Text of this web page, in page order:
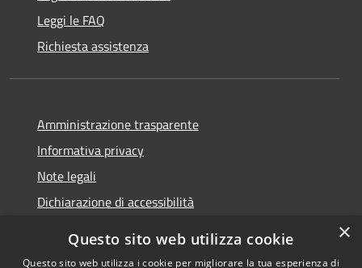
Leggi le FAQ
Richiesta assistenza
Amministrazione trasparente
Informativa privacy
Note legali
Dichiarazione di accessibilità
×
Questo sito web utilizza cookie
Questo sito web utilizza i cookie per migliorare la tua esperienza di